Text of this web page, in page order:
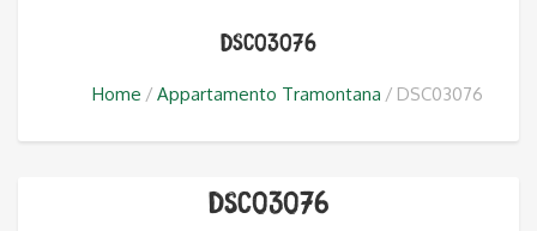
DSC03076
Home Appartamento Tramontana DSC03076
DSC03076